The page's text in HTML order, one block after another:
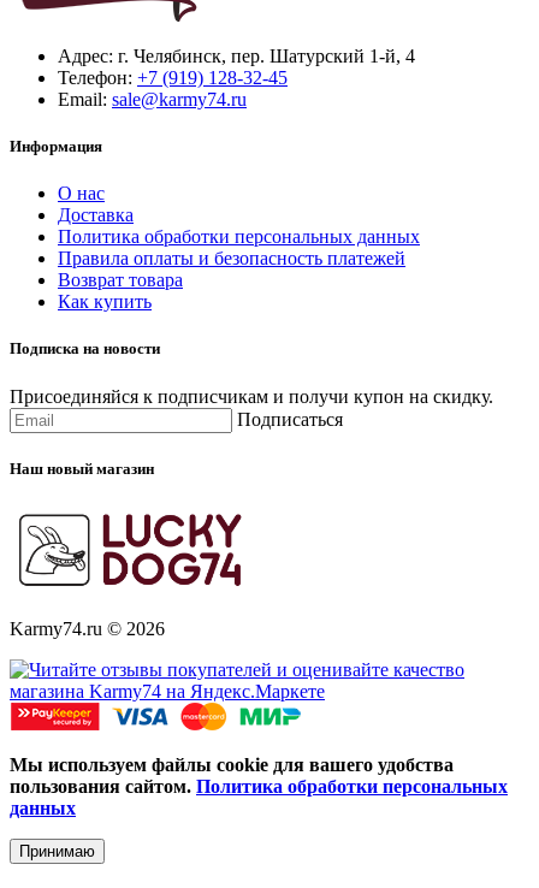
Адрес: г. Челябинск, пер. Шатурский 1-й, 4
Телефон: +7 (919) 128-32-45
Email: sale@karmy74.ru
Информация
О нас
Доставка
Политика обработки персональных данных
Правила оплаты и безопасность платежей
Возврат товара
Как купить
Подписка на новости
Присоединяйся к подписчикам и получи купон на скидку.
Подписаться
Наш новый магазин
Karmy74.ru © 2026
Мы используем файлы cookie для вашего удобства
пользования сайтом. Политика обработки персональных
данных
Принимаю